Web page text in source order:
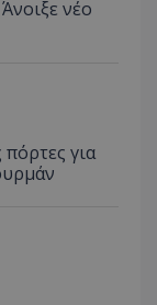
νέο
πόρτες για